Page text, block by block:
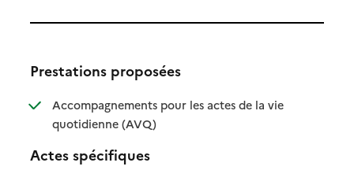
Prestations proposées
Accompagnements pour les actes de la vie
quotidienne (AVQ): disponible
: non disponible
Actes spécifiques